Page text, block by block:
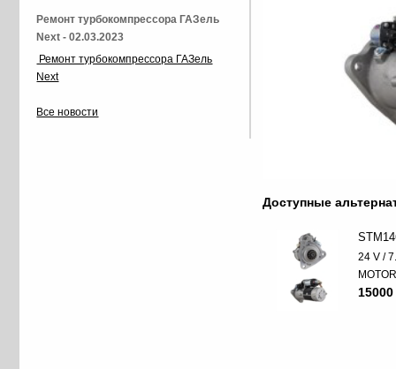
Доступные
24 V /
Ремонт турбокомпрессора ГАЗель
Next - 02.03.2023
Ремонт турбокомпрессора ГАЗель
Next
Все новости